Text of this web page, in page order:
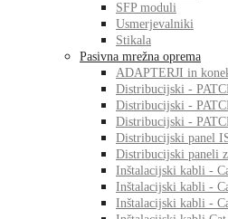
SFP moduli
Usmerjevalniki
Stikala
Pasivna mrežna oprema
ADAPTERJI in
Distribucijski -
Distribucijski -
Distribucijski -
Distribucijski panel
Distribucijski paneli
Inštalacijski kabli -
Inštalacijski kabli -
Inštalacijski kabli -